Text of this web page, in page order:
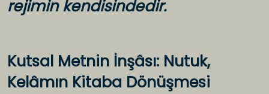
rejimin kendisindedir.
Kutsal Metnin İnşâsı: Nutuk,
Kelâmın Kitaba Dönüşmesi